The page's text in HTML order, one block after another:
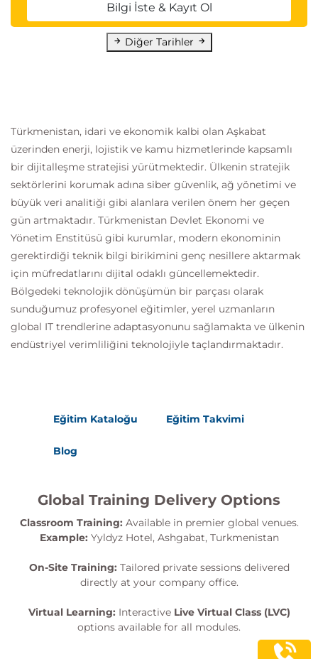
Bilgi İste & Kayıt Ol
Diğer Tarihler
Türkmenistan, idari ve ekonomik kalbi olan Aşkabat
üzerinden enerji, lojistik ve kamu hizmetlerinde kapsamlı
bir dijitalleşme stratejisi yürütmektedir. Ülkenin stratejik
sektörlerini korumak adına siber güvenlik, ağ yönetimi ve
büyük veri analitiği gibi alanlara verilen önem her geçen
gün artmaktadır. Türkmenistan Devlet Ekonomi ve
Yönetim Enstitüsü gibi kurumlar, modern ekonominin
gerektirdiği teknik bilgi birikimini genç nesillere aktarmak
için müfredatlarını dijital odaklı güncellemektedir.
Bölgedeki teknolojik dönüşümün bir parçası olarak
sunduğumuz profesyonel eğitimler, yerel uzmanların
global IT trendlerine adaptasyonunu sağlamakta ve ülkenin
endüstriyel verimliliğini teknolojiyle taçlandırmaktadır.
Eğitim Kataloğu Eğitim Takvimi
Blog
Global Training Delivery Options
Classroom Training: Available in premier global venues.
Example: Yyldyz Hotel, Ashgabat, Turkmenistan
On-Site Training: Tailored private sessions delivered
directly at your company office.
Virtual Learning: Interactive Live Virtual Class (LVC)
options available for all modules.